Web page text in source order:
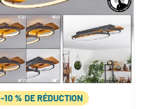
-10 % DE RÉDUCTION